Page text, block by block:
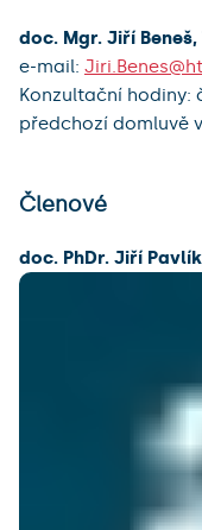
doc. Mgr. Jiří Beneš,
e-mail:
Konzultační
předchozí domluvě v
Členové
doc. PhDr. Jiří